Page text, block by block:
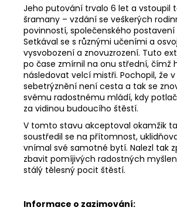
Jeho putování trvalo 6 let a vstoupil
šramany – vzdání se veškerých
povinností, společenského
Setkával se s různými učeními a
vysvobození a znovuzrození. Tuto
po čase zmírnil na onu střední, čímž
následovat velcí mistři. Pochopil, že
sebetrýznění není cesta a tak se
svému radostnému mládí, kdy
za vidinou budoucího štěstí.
V tomto stavu akceptoval okamžik
soustředil se na přítomnost,
vnímal své samotné bytí. Nalezl tak
zbavit pomíjivých radostných
stálý tělesný pocit štěstí.
Informace o zazimování: